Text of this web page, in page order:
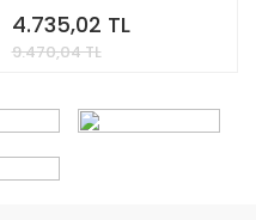
4.735,02 TL
9.470,04 TL